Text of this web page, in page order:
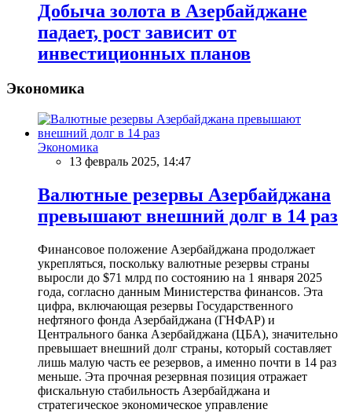
Добыча золота в Азербайджане
падает, рост зависит от
инвестиционных планов
Экономика
Экономика
13 февраль 2025, 14:47
Валютные резервы Азербайджана
превышают внешний долг в 14 раз
Финансовое положение Азербайджана продолжает
укрепляться, поскольку валютные резервы страны
выросли до $71 млрд по состоянию на 1 января 2025
года, согласно данным Министерства финансов. Эта
цифра, включающая резервы Государственного
нефтяного фонда Азербайджана (ГНФАР) и
Центрального банка Азербайджана (ЦБА), значительно
превышает внешний долг страны, который составляет
лишь малую часть ее резервов, а именно почти в 14 раз
меньше. Эта прочная резервная позиция отражает
фискальную стабильность Азербайджана и
стратегическое экономическое управление